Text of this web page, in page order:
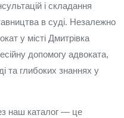
і складання
в суді. Незалежно
у місті Дмитрівка
допомогу адвоката,
та глибоких знаннях у
наш каталог — це